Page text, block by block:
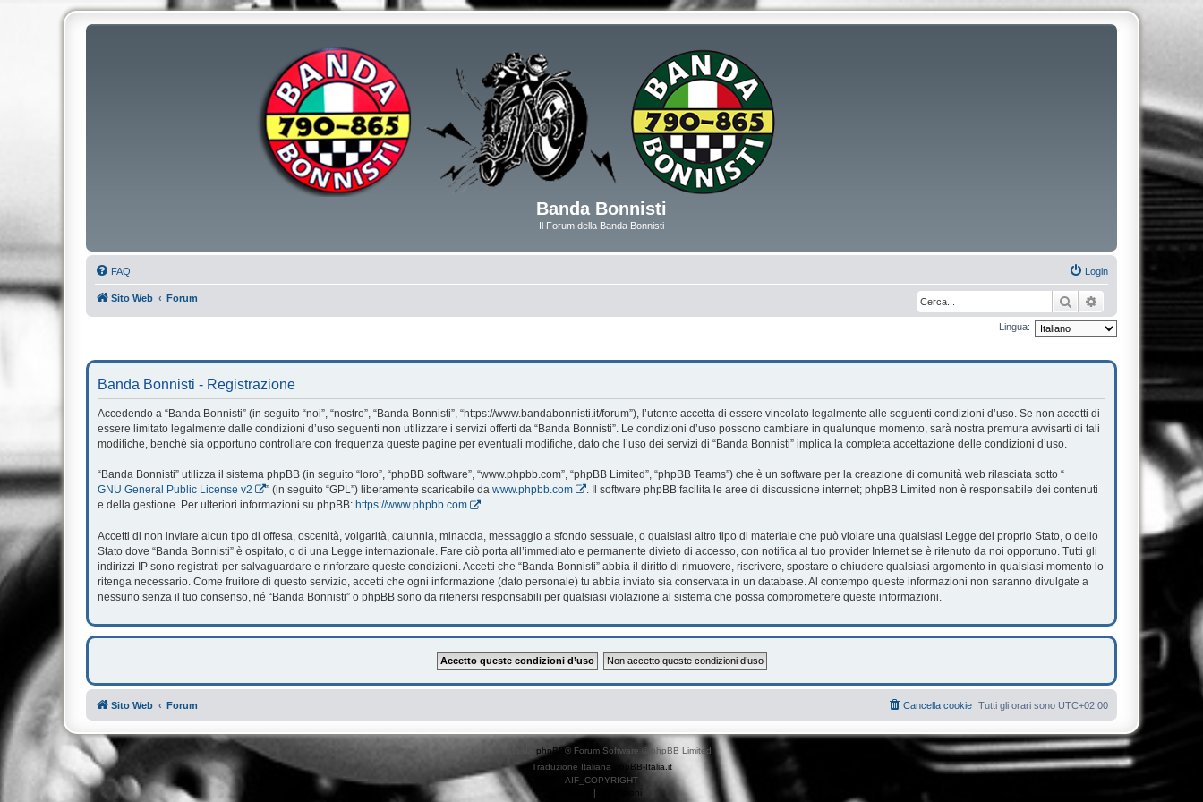
Banda Bonnisti
Il Forum della Banda Bonnisti
FAQ Login
Sito Web Forum Cerca
Lingua:
Banda Bonnisti - Registrazione
Accedendo a “Banda Bonnisti” (in seguito “noi”, “nostro”, “Banda Bonnisti”, “https://www.bandabonnisti.it/forum”), l’utente accetta di essere vincolato legalmente alle seguenti condizioni d’uso. Se non accetti di
essere limitato legalmente dalle condizioni d’uso seguenti non utilizzare i servizi offerti da “Banda Bonnisti”. Le condizioni d’uso possono cambiare in qualunque momento, sarà nostra premura avvisarti di tali
modifiche, benché sia opportuno controllare con frequenza queste pagine per eventuali modifiche, dato che l’uso dei servizi di “Banda Bonnisti” implica la completa accettazione delle condizioni d’uso.
“Banda Bonnisti” utilizza il sistema phpBB (in seguito “loro”, “phpBB software”, “www.phpbb.com”, “phpBB Limited”, “phpBB Teams”) che è un software per la creazione di comunità web rilasciata sotto “
GNU General Public License v2
” (in seguito “GPL”) liberamente scaricabile da www.phpbb.com
. Il software phpBB facilita le aree di discussione internet; phpBB Limited non è responsabile dei contenuti
e della gestione. Per ulteriori informazioni su phpBB: https://www.phpbb.com .
Accetti di non inviare alcun tipo di offesa, oscenità, volgarità, calunnia, minaccia, messaggio a sfondo sessuale, o qualsiasi altro tipo di materiale che può violare una qualsiasi Legge del proprio Stato, o dello
Stato dove “Banda Bonnisti” è ospitato, o di una Legge internazionale. Fare ciò porta all’immediato e permanente divieto di accesso, con notifica al tuo provider Internet se è ritenuto da noi opportuno. Tutti gli
indirizzi IP sono registrati per salvaguardare e rinforzare queste condizioni. Accetti che “Banda Bonnisti” abbia il diritto di rimuovere, riscrivere, spostare o chiudere qualsiasi argomento in qualsiasi momento lo
ritenga necessario. Come fruitore di questo servizio, accetti che ogni informazione (dato personale) tu abbia inviato sia conservata in un database. Al contempo queste informazioni non saranno divulgate a
nessuno senza il tuo consenso, né “Banda Bonnisti” o phpBB sono da ritenersi responsabili per qualsiasi violazione al sistema che possa compromettere queste informazioni.
Sito Web Forum Tutti gli orari sono UTC+02:00
Cancella cookie
phpBB® Forum Software © phpBB Limited
Traduzione Italiana
phpBB-Italia.it
AIF_COPYRIGHT
| Condizioni